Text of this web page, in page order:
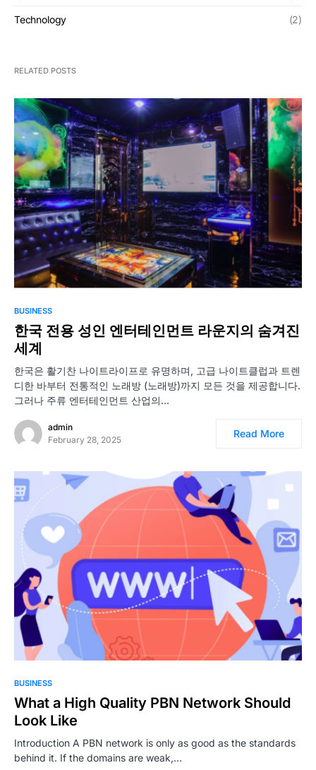
Technology (2)
RELATED POSTS
BUSINESS
한국 전용 성인 엔터테인먼트 라운지의 숨겨진
세계
한국은 활기찬 나이트라이프로 유명하며, 고급 나이트클럽과 트렌
디한 바부터 전통적인 노래방 (노래방)까지 모든 것을 제공합니다.
그러나 주류 엔터테인먼트 산업의…
admin
February 28, 2025
Read More
BUSINESS
What a High Quality PBN Network Should
Look Like
Introduction A PBN network is only as good as the standards
behind it. If the domains are weak,…